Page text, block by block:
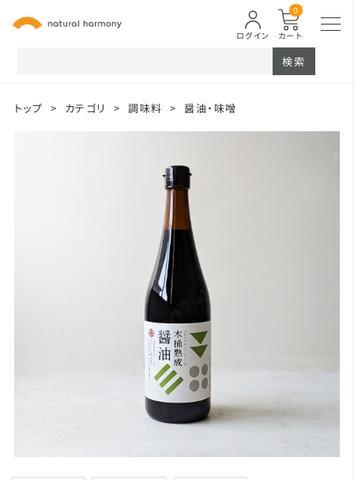
カート
0
ログイン
検索
トップ > カテゴリ > 調味料 > 醤油・味噌